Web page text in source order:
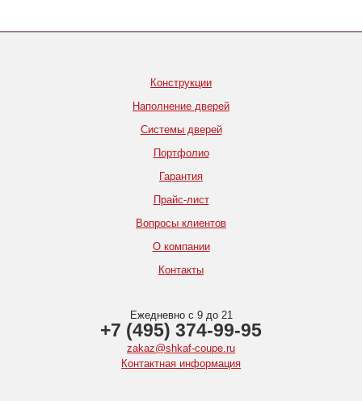
Конструкции
Наполнение дверей
Системы дверей
Портфолио
Гарантия
Прайс-лист
Вопросы клиентов
О компании
Контакты
Ежедневно с 9 до 21
+7 (495) 374-99-95
zakaz@shkaf-coupe.ru
Контактная информация